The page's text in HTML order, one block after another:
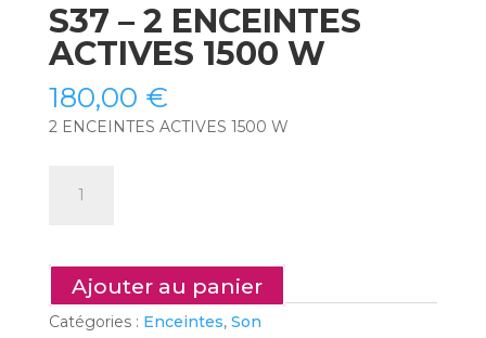
S37 – 2 ENCEINTES
ACTIVES 1500 W
180,00 €
2 ENCEINTES ACTIVES 1500 W
ENCEINTES
ACTIVES
Ajouter au panier
Catégories : Enceintes, Son